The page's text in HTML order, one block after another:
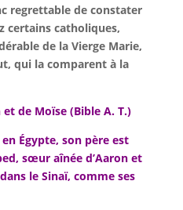
regrettable de constater
certains catholiques,
de la Vierge Marie,
qui la comparent à la
de Moïse (Bible A. T.)
en Égypte, son père est
sœur aînée d’Aaron et
le Sinaï, comme ses